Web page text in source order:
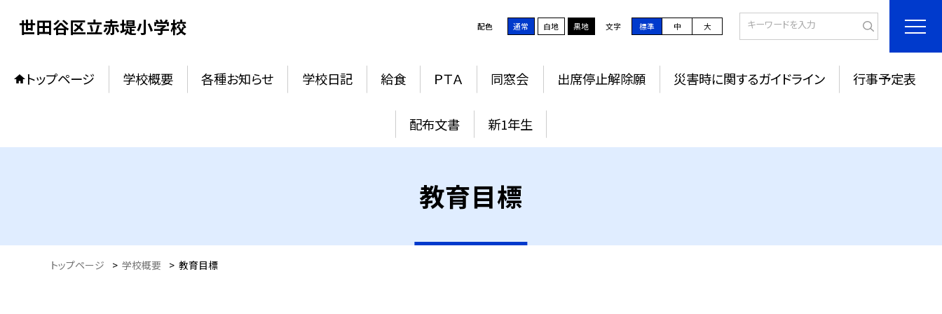
世田谷区立赤堤小学校 配色 通常 白地 黒地 文字 標準 中 大
トップページ 学校概要 各種お知らせ 学校日記 給食 ＰＴＡ 同窓会 出席停止解除願 災害時に関するガイドライン 行事予定表
配布文書 新1年生
教育目標
トップページ > 学校概要 > 教育目標